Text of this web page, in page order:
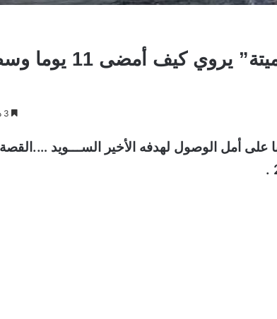
المهاجر الوحيد الناجي من رحلة “هجرة مميتة” يروي كيف
أمل الوصول لهدفه الأخير الســـويد ….القصة